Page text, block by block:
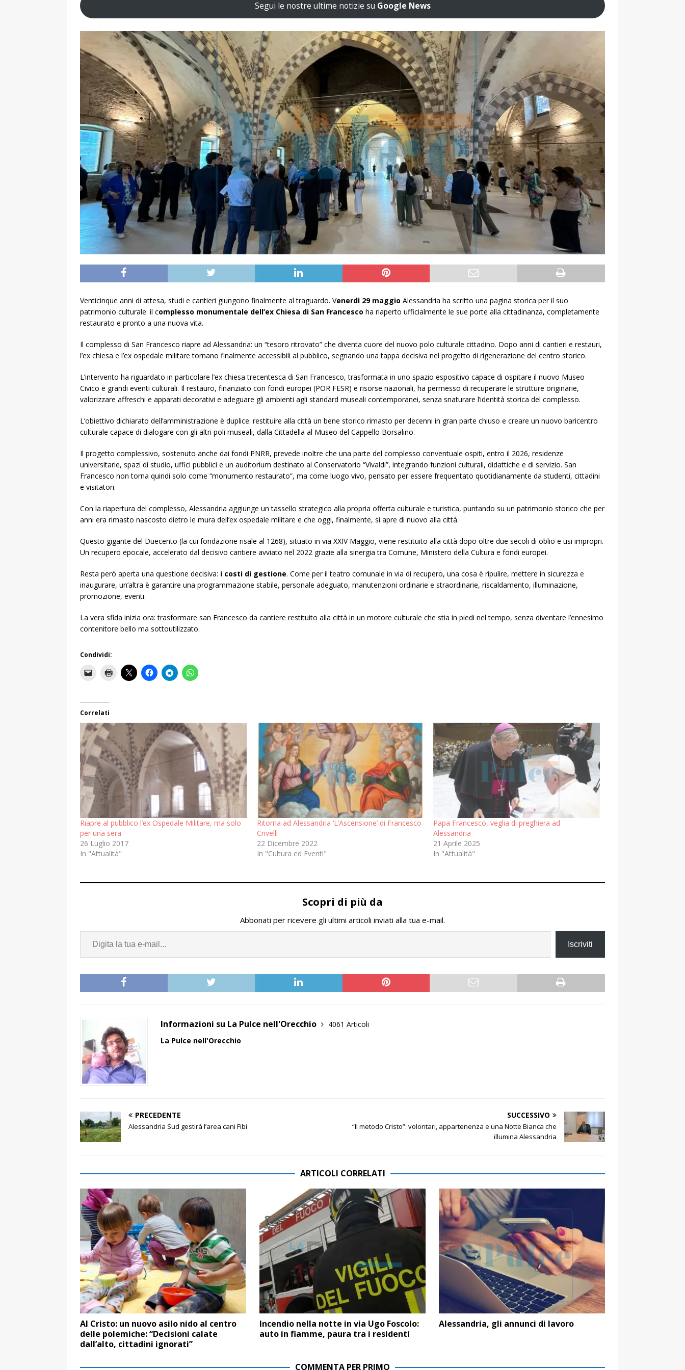
Segui le nostre ultime notizie su Google News
Venticinque anni di attesa, studi e cantieri giungono finalmente al traguardo. Venerdì 29 maggio Alessandria ha scritto una pagina storica per il suo
patrimonio culturale: il complesso monumentale dell’ex Chiesa di San Francesco ha riaperto ufficialmente le sue porte alla cittadinanza, completamente
restaurato e pronto a una nuova vita.
Il complesso di San Francesco riapre ad Alessandria: un “tesoro ritrovato” che diventa cuore del nuovo polo culturale cittadino. Dopo anni di cantieri e restauri,
l’ex chiesa e l’ex ospedale militare tornano finalmente accessibili al pubblico, segnando una tappa decisiva nel progetto di rigenerazione del centro storico.
L’intervento ha riguardato in particolare l’ex chiesa trecentesca di San Francesco, trasformata in uno spazio espositivo capace di ospitare il nuovo Museo
Civico e grandi eventi culturali. Il restauro, finanziato con fondi europei (POR FESR) e risorse nazionali, ha permesso di recuperare le strutture originarie,
valorizzare affreschi e apparati decorativi e adeguare gli ambienti agli standard museali contemporanei, senza snaturare l’identità storica del complesso.
L’obiettivo dichiarato dell’amministrazione è duplice: restituire alla città un bene storico rimasto per decenni in gran parte chiuso e creare un nuovo baricentro
culturale capace di dialogare con gli altri poli museali, dalla Cittadella al Museo del Cappello Borsalino.
Il progetto complessivo, sostenuto anche dai fondi PNRR, prevede inoltre che una parte del complesso conventuale ospiti, entro il 2026, residenze
universitarie, spazi di studio, uffici pubblici e un auditorium destinato al Conservatorio “Vivaldi”, integrando funzioni culturali, didattiche e di servizio. San
Francesco non torna quindi solo come “monumento restaurato”, ma come luogo vivo, pensato per essere frequentato quotidianamente da studenti, cittadini
e visitatori.
Con la riapertura del complesso, Alessandria aggiunge un tassello strategico alla propria offerta culturale e turistica, puntando su un patrimonio storico che per
anni era rimasto nascosto dietro le mura dell’ex ospedale militare e che oggi, finalmente, si apre di nuovo alla città.
Questo gigante del Duecento (la cui fondazione risale al 1268), situato in via XXIV Maggio, viene restituito alla città dopo oltre due secoli di oblio e usi impropri.
Un recupero epocale, accelerato dal decisivo cantiere avviato nel 2022 grazie alla sinergia tra Comune, Ministero della Cultura e fondi europei.
Resta però aperta una questione decisiva: i costi di gestione. Come per il teatro comunale in via di recupero, una cosa è ripulire, mettere in sicurezza e
inaugurare, un’altra è garantire una programmazione stabile, personale adeguato, manutenzioni ordinarie e straordinarie, riscaldamento, illuminazione,
promozione, eventi.
La vera sfida inizia ora: trasformare san Francesco da cantiere restituito alla città in un motore culturale che stia in piedi nel tempo, senza diventare l’ennesimo
contenitore bello ma sottoutilizzato.
Condividi:
Correlati
Riapre al pubblico l’ex Ospedale Militare, ma solo
per una sera
26 Luglio 2017
In "Attualità"
Ritorna ad Alessandria ‘L’Ascensione’ di Francesco
Crivelli
22 Dicembre 2022
In "Cultura ed Eventi"
Papa Francesco, veglia di preghiera ad
Alessandria
21 Aprile 2025
In "Attualità"
Scopri di più da
Abbonati per ricevere gli ultimi articoli inviati alla tua e-mail.
Iscriviti
Informazioni su La Pulce nell'Orecchio
4061 Articoli
La Pulce nell'Orecchio
PRECEDENTE
Alessandria Sud gestirà l’area cani Fibi
SUCCESSIVO
“Il metodo Cristo”: volontari, appartenenza e una Notte Bianca che
illumina Alessandria
ARTICOLI CORRELATI
Al Cristo: un nuovo asilo nido al centro
delle polemiche: “Decisioni calate
dall’alto, cittadini ignorati”
Incendio nella notte in via Ugo Foscolo:
auto in fiamme, paura tra i residenti
Alessandria, gli annunci di lavoro
COMMENTA PER PRIMO